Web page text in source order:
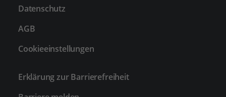
Datenschutz
AGB
Cookieeinstellungen
Erklärung zur Barrierefreiheit